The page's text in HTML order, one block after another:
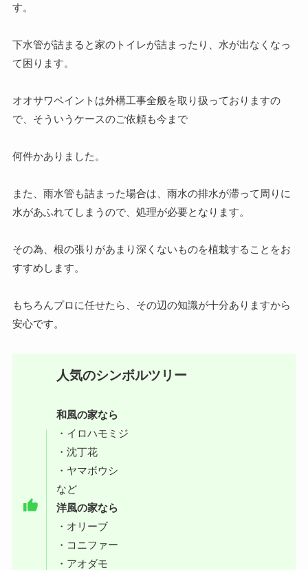
す。
下水管が詰まると家のトイレが詰まったり、水が出なくなっ
て困ります。
オオサワペイントは外構工事全般を取り扱っておりますの
で、そういうケースのご依頼も今まで
何件かありました。
また、雨水管も詰まった場合は、雨水の排水が滞って周りに
水があふれてしまうので、処理が必要となります。
その為、根の張りがあまり深くないものを植栽することをお
すすめします。
もちろんプロに任せたら、その辺の知識が十分ありますから
安心です。
人気のシンボルツリー
和風の家なら
・イロハモミジ
・沈丁花
・ヤマボウシ
など
洋風の家なら
・オリーブ
・コニファー
・アオダモ